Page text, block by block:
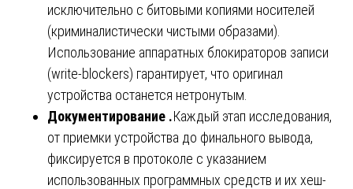
исключительно с битовыми копиями носителей
(криминалистически чистыми образами).
Использование аппаратных блокираторов записи
(write-blockers) гарантирует, что оригинал
устройства останется нетронутым.
Документирование .Каждый этап исследования,
от приемки устройства до финального вывода,
фиксируется в протоколе с указанием
использованных программных средств и их хеш-